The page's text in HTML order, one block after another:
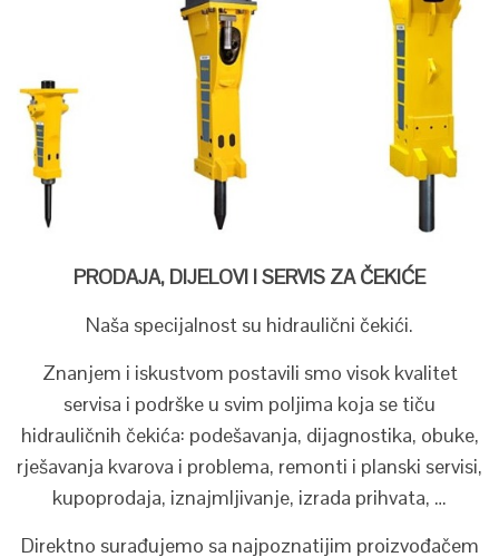
PRODAJA, DIJELOVI I SERVIS ZA ČEKIĆE
Naša specijalnost su hidraulični čekići.
Znanjem i iskustvom postavili smo visok kvalitet
servisa i podrške u svim poljima koja se tiču
hidrauličnih čekića: podešavanja, dijagnostika, obuke,
rješavanja kvarova i problema, remonti i planski servisi,
kupoprodaja, iznajmljivanje, izrada prihvata, …
Direktno surađujemo sa najpoznatijim proizvođačem